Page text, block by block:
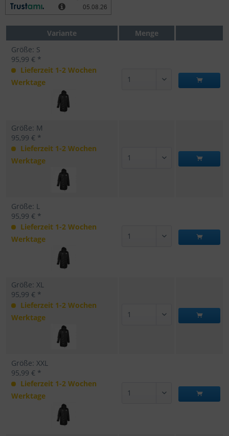
Variante
Menge
Größe: S
95,99 € *
Lieferzeit 1-2 Wochen
Werktage
Größe: M
95,99 € *
Lieferzeit 1-2 Wochen
Werktage
Größe: L
95,99 € *
Lieferzeit 1-2 Wochen
Werktage
Größe: XL
95,99 € *
Lieferzeit 1-2 Wochen
Werktage
Größe: XXL
95,99 € *
Lieferzeit 1-2 Wochen
Werktage